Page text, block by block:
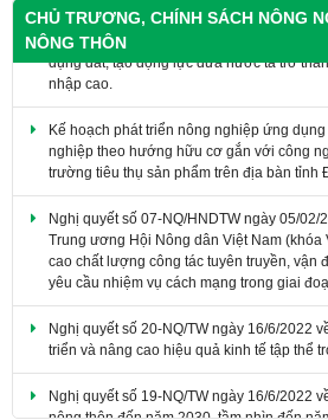
CHỦ TRƯƠNG, CHÍNH SÁCH NÔNG
NÔNG THÔN
Nghị quyết số 18-NQ/TW ngày 16/6/2022
thiện thể chế, chính sách, nâng cao hiệu
dụng đất, tạo động lực đưa nước ta trở
nhập cao.
Kế hoạch phát triển nông nghiệp ứng dụng
nghiệp theo hướng hữu cơ gắn với công
trường tiêu thụ sản phẩm trên địa bàn tỉnh
​Nghị quyết số 07-NQ/HNDTW ngày 05/02/
Trung ương Hội Nông dân Việt Nam (khóa
cao chất lượng công tác tuyên truyền, vận
yêu cầu nhiệm vụ cách mạng trong giai
Nghị quyết số 20-NQ/TW ngày 16/6/2022
triển và nâng cao hiệu quả kinh tế tập thể
Nghị quyết số 19-NQ/TW ngày 16/6/2022
nông thôn đến năm 2030, tầm nhìn đến